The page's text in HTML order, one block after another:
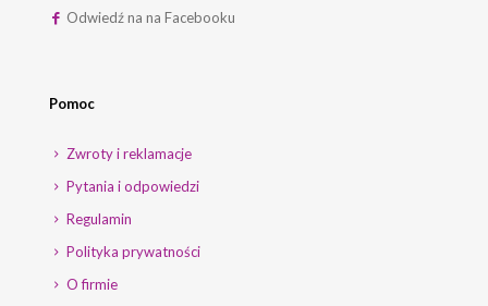
Odwiedź na na Facebooku
Pomoc
Zwroty i reklamacje
Pytania i odpowiedzi
Regulamin
Polityka prywatności
O firmie